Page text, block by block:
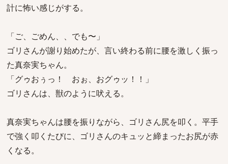
計に怖い感じがする。
「ご、ごめん、、でも〜」
ゴリさんが謝り始めたが、言い終わる前に腰を激しく振っ
た真奈実ちゃん。
「グゥおぅっ！ おぉ、おグゥッ！！」
ゴリさんは、獣のように吠える。
真奈実ちゃんは腰を振りながら、ゴリさん尻を叩く。平手
で強く叩くたびに、ゴリさんのキュッと締まったお尻が赤
くなる。